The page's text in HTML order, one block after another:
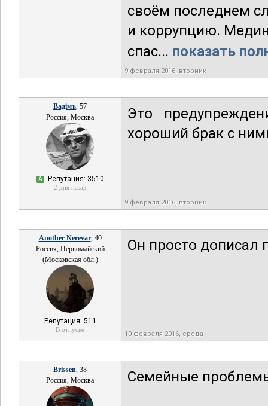
своём последнем
и коррупцию.
спас... показать
9 февраля 2016, вторник
Вадiмъ, 57
Россия, Москва
А Репутация: 3510
2 дня назад
Это
хороший брак с
9 февраля 2016, вторник
Another Nerevar, 40
Россия, Первомайский
(Московская обл.)
Репутация: 511
В отпуске
Он просто дописал
10 февраля 2016, среда
Brissen, 38
Россия, Москва
Семейные